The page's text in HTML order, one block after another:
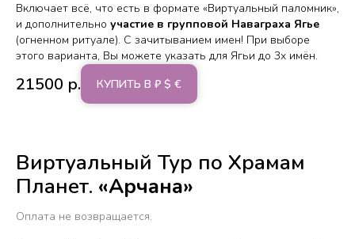
Включает всё, что есть в формате «Виртуальный паломник»,
и дополнительно участие в групповой Наваграха Ягье
(огненном ритуале). С зачитыванием имен! При выборе
этого варианта, Вы можете указать для Ягьи до 3х имён.
21500 р. КУПИТЬ В ₽ $ €
Виртуальный Тур по Храмам
Планет. «Арчана»
Оплата не возвращается.